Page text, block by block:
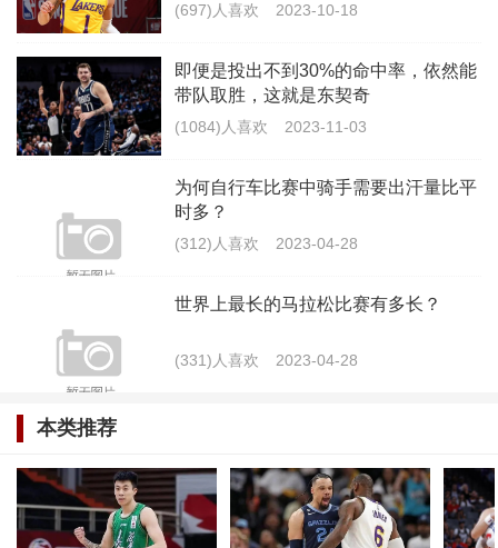
亚马大，但他没打过几场NBA的正式比赛。而且在雷霆
队中，还有亚历山大和吉迪这样的年轻球员，霍伦格姆
能分到的球权寥寥无几。
所以，新赛季文班亚马会比霍伦格姆更快的成为球
队核心，而且领先的可能会很多。
(697)人喜欢 2023-10-18
即便是投出不到30%的命中率，依然能
带队取胜，这就是东契奇
(1084)人喜欢 2023-11-03
为何自行车比赛中骑手需要出汗量比平
时多？
(312)人喜欢 2023-04-28
世界上最长的马拉松比赛有多长？
(331)人喜欢 2023-04-28
本类推荐